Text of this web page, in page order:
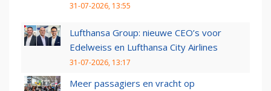
31-07-2026, 13:55
Lufthansa Group: nieuwe CEO’s voor
Edelweiss en Lufthansa City Airlines
31-07-2026, 13:17
Meer passagiers en vracht op